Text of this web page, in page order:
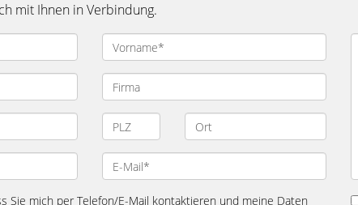
mit Ihnen in Verbindung.
Sie mich per Telefon/E-Mail kontaktieren und meine Daten